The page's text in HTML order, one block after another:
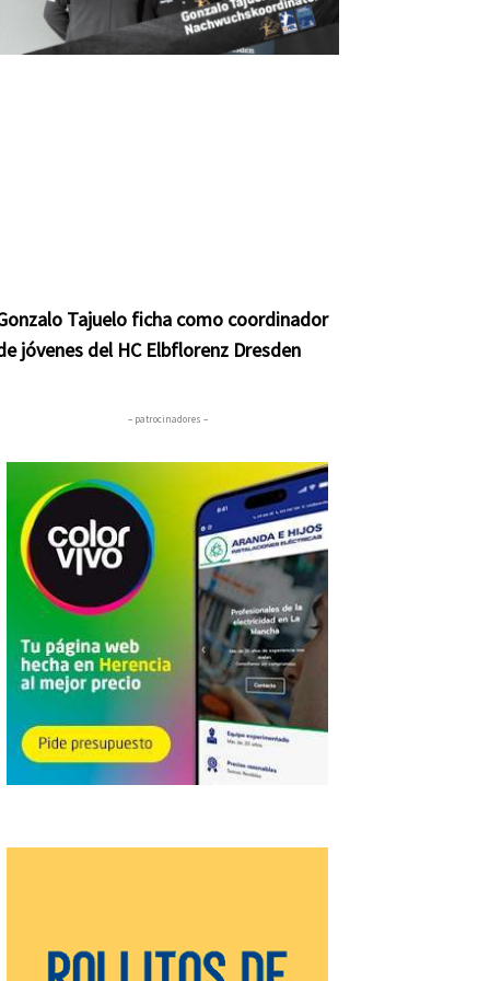
Tajuelo ficha como coordinador
jóvenes del HC Elbflorenz Dresden
– patrocinadores –